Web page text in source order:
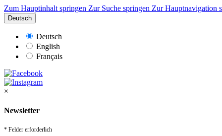
Zum Hauptinhalt springen Zur Suche springen Zur Hauptnavigation
Deutsch
Deutsch
English
Français
×
Newsletter
* Felder erforderlich